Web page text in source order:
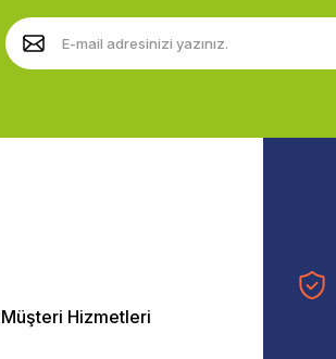
Müşteri Hizmetleri